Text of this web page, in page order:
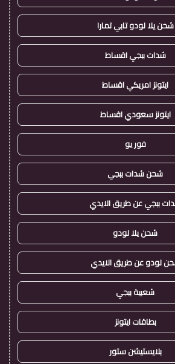
شحن يلا لودو تابي تمارا
شدات ببجي اقساط
ايتونز امريكي اقساط
ايتونز سعودي اقساط
فور يو
شحن شدات ببجي
ببجي عن طريق الايدي
شحن يلا لودو
لودو عن طريق الايدي
شعبية ببجي
بطاقات ايتونز
بلايستيشن ستور